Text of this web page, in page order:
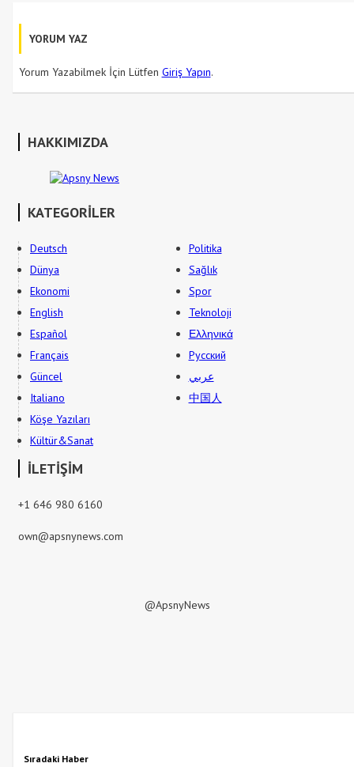
YORUM YAZ
Yorum Yazabilmek İçin Lütfen Giriş Yapın.
Sıradaki Haber
HAKKIMIZDA
KATEGORİLER
Deutsch
Dünya
Ekonomi
English
Español
Français
Güncel
Italiano
Köşe Yazıları
Kültür&Sanat
Politika
Sağlık
Spor
Teknoloji
Ελληνικά
Русский
عربي
中国人
İLETİŞİM
+1 646 980 6160
own@apsnynews.com
@ApsnyNews